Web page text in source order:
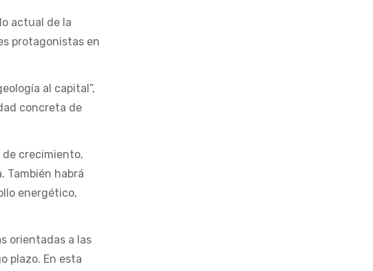
actual de la
protagonistas en
al capital”,
concreta de
de crecimiento,
También habrá
energético,
orientadas a las
plazo. En esta